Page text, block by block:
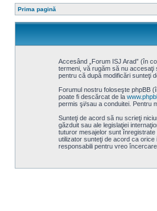
Prima pagină
Accesând „Forum ISJ Arad” (în
termeni, vă rugăm să nu accesaţi
pentru că după modificări sunteţi
Forumul nostru foloseşte phpBB
poate fi descărcat de la
permis şi/sau a conduitei. Pentru
Sunteţi de acord să nu scrieţi
găzduit sau ale legislaţiei
tuturor mesajelor sunt
utilizator sunteţi de acord ca orice
responsabili pentru vreo